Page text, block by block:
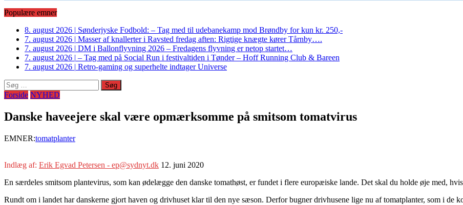
Populære emner
8. august 2026 | Sønderjyske Fodbold: – Tag med til udebanekamp mod Brøndby for kun kr. 250,-
7. august 2026 | Masser af knallerter i Ravsted fredag aften: Rigtige knægte kører Tårnby….
7. august 2026 | DM i Ballonflyvning 2026 – Fredagens flyvning er netop startet…
7. august 2026 | – Tag med på Social Run i festivaltiden i Tønder – Hoff Running Club & Bareen
7. august 2026 | Retro-gaming og superhelte indtager Universe
Søg
efter:
Forside NYHED
Danske haveejere skal være opmærksomme på smitsom tomatvirus
EMNER:tomatplanter
Indlæg af: Erik Egvad Petersen - ep@sydnyt.dk 12. juni 2020
En særdeles smitsom plantevirus, som kan ødelægge den danske tomathøst, er fundet i flere europæiske lande. Det skal du holde øje med,
Rundt om i landet har danskerne gjort haven og drivhuset klar til den nye sæson. Derfor bugner drivhusene lige nu af tomatplanter, som i de